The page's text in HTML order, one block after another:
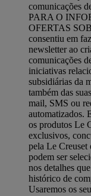
comunicações
PARA O
OFERTAS
consentiu em
newsletter ao
comunicações
iniciativas
subsidiárias da
também das
mail, SMS ou
automatizados.
os produtos Le
exclusivos,
pela Le Creuset
podem ser
nos detalhes
histórico de
Usaremos os